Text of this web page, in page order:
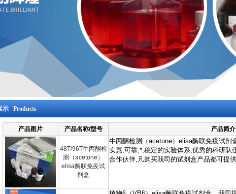
示 Products
产品图片 产品名称/型号 产品简介
48T/96T牛丙酮检
测（acetone）
elisa酶联免疫试
剂盒